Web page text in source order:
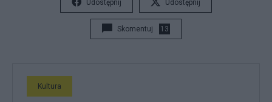
Udostępnij Udostępnij
Skomentuj 13
Kultura